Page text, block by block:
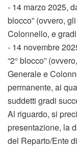
‐ 14 marzo 2025,
blocco” (ovvero,
Colonnello, e
‐ 14 novembre
“2° blocco”
Generale e
permanente, ai
suddetti gradi
Al riguardo, si
presentazione, la
del Reparto/Ente